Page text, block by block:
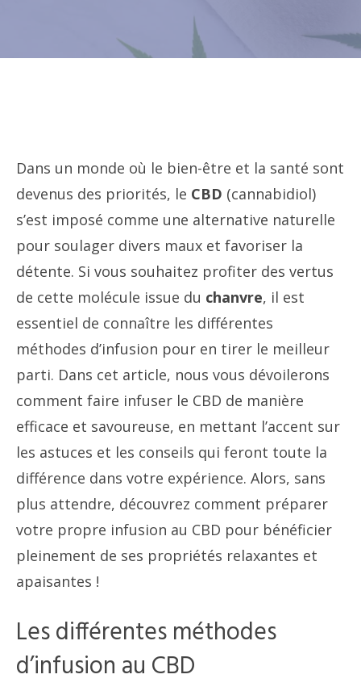
Dans un monde où le bien-être et la santé sont
devenus des priorités, le CBD (cannabidiol)
s’est imposé comme une alternative naturelle
pour soulager divers maux et favoriser la
détente. Si vous souhaitez profiter des vertus
de cette molécule issue du chanvre, il est
essentiel de connaître les différentes
méthodes d’infusion pour en tirer le meilleur
parti. Dans cet article, nous vous dévoilerons
comment faire infuser le CBD de manière
efficace et savoureuse, en mettant l’accent sur
les astuces et les conseils qui feront toute la
différence dans votre expérience. Alors, sans
plus attendre, découvrez comment préparer
votre propre infusion au CBD pour bénéficier
pleinement de ses propriétés relaxantes et
apaisantes !
Les différentes méthodes
d’infusion au CBD